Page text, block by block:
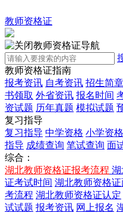
教师资格证
教师资格证导航
教师资格证指南
报考资讯 自考资讯 招生简章
书领取 外省资讯 报名时间
资试题 历年真题 模拟试题
复习指导
复习指导 中学资格 小学资格
指导 成绩查询 笔试查询 面
综合：
湖北教师资格证报考流程 湖
证考试时间 湖北教师资格
考流程 湖北教师资格证认定
试试题 报考资讯 网上报名